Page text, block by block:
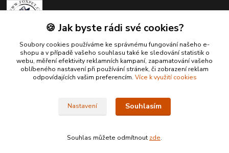
Zákaznická podpora Fox Pet
+420731765216
(Po-Pá, 10-14 hod.)
🍪 Jak byste rádi své cookies?
Soubory cookies používáme ke správnému fungování našeho e-
shopu a v případě vašeho souhlasu také ke sledování statistik o
webu, měření efektivity reklamních kampaní, zapamatování vašeho
oblíbeného nastavení při používání stránek, či zobrazení reklam
odpovídajících vašim preferencím. Více k využití cookies
Nastavení Souhlasím
Souhlas můžete odmítnout zde.